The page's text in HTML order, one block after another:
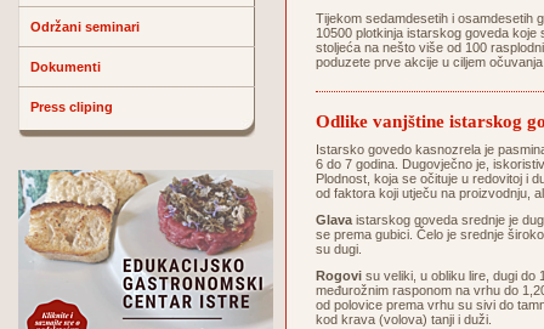
Održani seminari
Dokumenti
Press cliping
Tijekom sedamdesetih i osamdesetih
10500 plotkinja istarskog goveda
stoljeća na nešto više od 100
poduzete prve akcije u ciljem
Odlike vanjštine istarskog
Istarsko govedo kasnozrela je
6 do 7 godina. Dugovječno je,
Plodnost, koja se očituje u redovitoj i
od faktora koji utječu na proizvodnju,
Glava istarskog goveda srednje je
se prema gubici. Čelo je srednje
su dugi.
Rogovi su veliki, u obliku lire, dugi do
međurožnim rasponom na vrhu do
od polovice prema vrhu su sivi do
kod krava (volova) tanji i duži.